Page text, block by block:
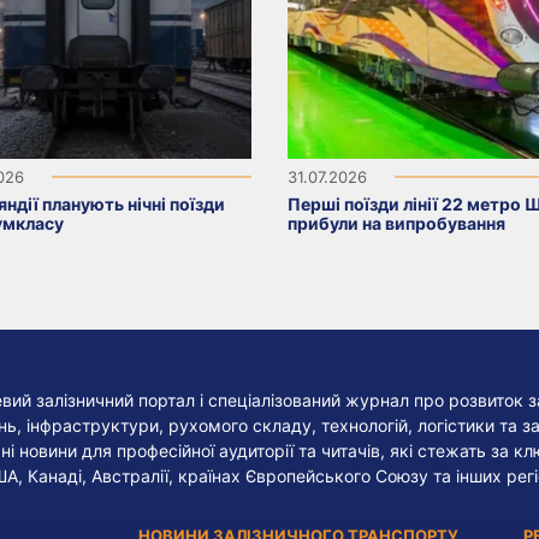
планують нічні поїзди
31.07.2026
Перші поїзди лінії 22 метро
прибули на випробування
залізничний портал і спеціалізований журнал про розвиток
інфраструктури, рухомого складу, технологій, логістики та
новини для професійної аудиторії та читачів, які стежать за
Канаді, Австралії, країнах Європейського Союзу та інших